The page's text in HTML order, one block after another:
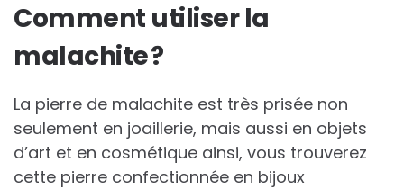
Comment utiliser la
malachite ?
La pierre de malachite est très prisée non
seulement en joaillerie, mais aussi en objets
d’art et en cosmétique ainsi, vous trouverez
cette pierre confectionnée en bijoux